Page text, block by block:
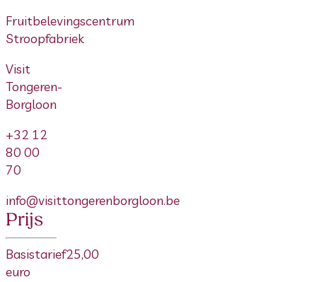
Fruitbelevingscentrum
Stroopfabriek
Visit
Tongeren-
Borgloon
+32 12
80 00
70
info@visittongerenborgloon.be
Prijs
Basistarief25,00
euro